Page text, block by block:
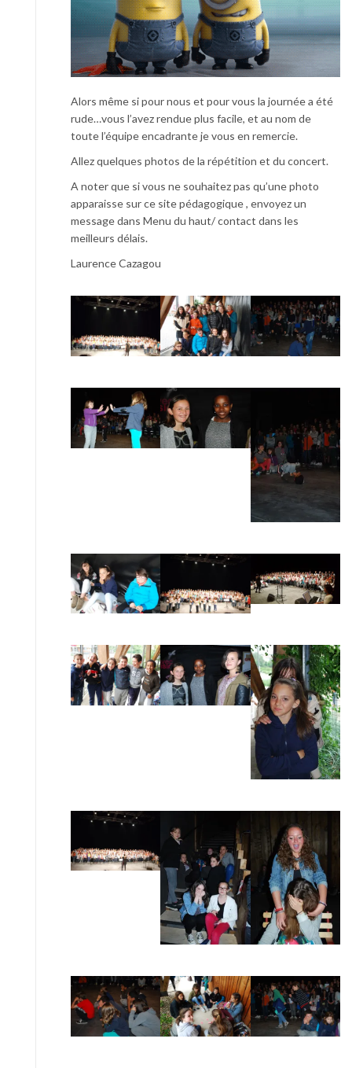
Alors même si pour nous et pour vous la journée a été
rude…vous l’avez rendue plus facile, et au nom de
toute l’équipe encadrante je vous en remercie.
Allez quelques photos de la répétition et du concert.
A noter que si vous ne souhaitez pas qu’une photo
apparaisse sur ce site pédagogique , envoyez un
message dans Menu du haut/ contact dans les
meilleurs délais.
Laurence Cazagou